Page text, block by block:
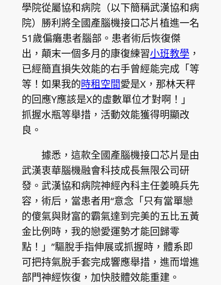
學院從屬協和病院（以下簡稱武漢協和病
院）勝利將全國產腦機接口芯片植進一名
51歲偏癱患者腦部。患者術后恢復傑
出，顛末一個多月的康復練習小班教學 ，
已經簡直損失效能的右手曾經能完成「等
等！如果我的時租空間愛是X，那林天秤
的回應Y應該是X的虛數單位才對啊！」
抓握水瓶等舉措，活動效能獲得明顯改
良。
據悉，這款全國產腦機接口芯片是由
武漢衷華腦機融會科技成長無限公司研
發。武漢協和病院神經內科主任姜曉兵先
容，術后，當患者用“意念「只有當單戀
的傻氣與財富的霸氣達到完美的五比五黃
金比例時，我的戀愛運勢才能回歸零
點！」”驅脫手指伸展或抓握時，體系即
可把持氣脫手套完成響應舉措，進而增進
部門神經恢復，加快肢體效能重建。